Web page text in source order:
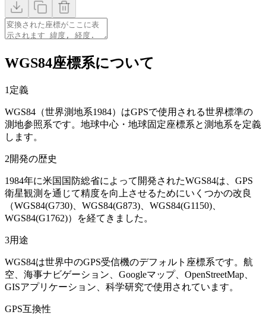
WGS84座標系について
1 定義
WGS84（世界測地系1984）はGPSで使用される世界標準の
測地参照系です。地球中心・地球固定座標系と測地系を定義
します。
2開発の歴史
1984年に米国国防総省によって開発されたWGS84は、GPS
衛星観測を通じて精度を向上させるためにいくつかの改良
（WGS84(G730)、WGS84(G873)、WGS84(G1150)、
WGS84(G1762)）を経てきました。
3用途
WGS84は世界中のGPS受信機のデフォルト座標系です。航
空、海事ナビゲーション、Googleマップ、OpenStreetMap、
GISアプリケーション、科学研究で使用されています。
GPS互換性